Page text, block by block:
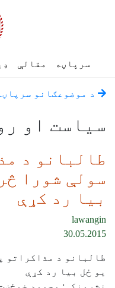
سرپاڼه مقالې
د موضوعګانو
سياست او
طالبانو د
سولې شورا
بيا رد کړې
lawangin
30.05.2015
طالبانو د مذاکراتو
يو ځل بيا رد کړې
نشرونکی: محمود خوځښت